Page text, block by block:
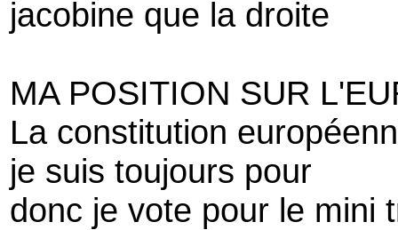
jacobine que la droite
MA POSITION SUR
La constitution
je suis toujours pour
donc je vote pour le mini